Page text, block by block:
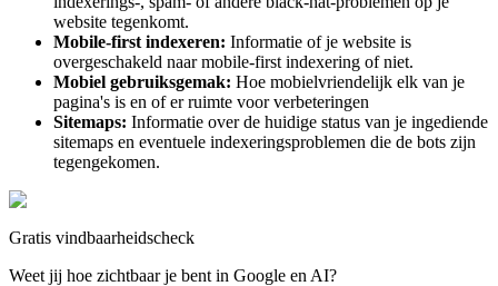
website tegenkomt.
Mobile-first indexeren: Informatie of je website is
overgeschakeld naar mobile-first indexering of niet.
Mobiel gebruiksgemak: Hoe mobielvriendelijk elk van je
pagina's is en of er ruimte voor verbeteringen
Sitemaps: Informatie over de huidige status van je ingediende
sitemaps en eventuele indexeringsproblemen die de bots zijn
tegengekomen.
Gratis vindbaarheidscheck
Weet jij hoe zichtbaar je bent in Google en AI?